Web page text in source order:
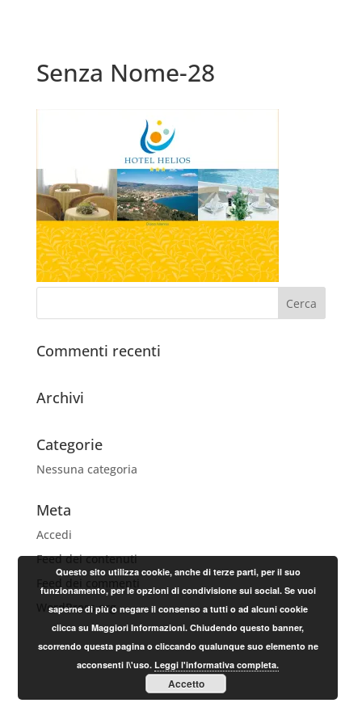
Senza Nome-28
Commenti recenti
Archivi
Categorie
Nessuna categoria
Meta
Accedi
Feed dei contenuti
WordPress.org
Questo sito utilizza cookie, anche di terze parti, per il suo
funzionamento, per le opzioni di condivisione sui social. Se vuoi
saperne di più o negare il consenso a tutti o ad alcuni cookie
clicca su Maggiori Informazioni. Chiudendo questo banner,
scorrendo questa pagina o cliccando qualunque suo elemento ne
acconsenti l\'uso.Leggi l'informativa completa.
Accetto